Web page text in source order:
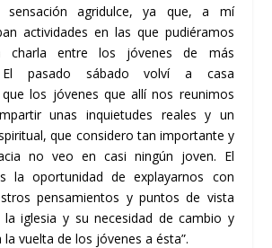
agridulce, ya que, a mí
actividades en las que pudiéramos
charla entre los jóvenes de más
El pasado sábado volví a casa
los jóvenes que allí nos reunimos
unas inquietudes reales y un
que considero tan importante y
no veo en casi ningún joven. El
la oportunidad de explayarnos con
pensamientos y puntos de vista
iglesia y su necesidad de cambio y
vuelta de los jóvenes a ésta”.